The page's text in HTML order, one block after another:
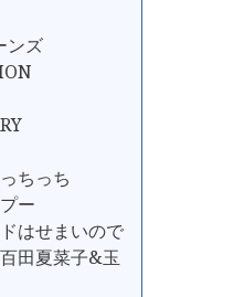
ンズ
ちっち
ー
はせまいので
田夏菜子&玉